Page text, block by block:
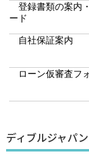
登録書類の案内
ード
自社保証案内
ローン仮審査フ
ディブルジャパ